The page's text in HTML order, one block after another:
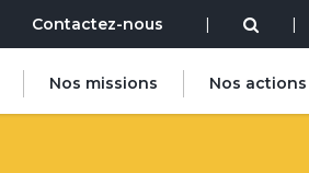
Contactez-nous | |
Nos missions Nos actions